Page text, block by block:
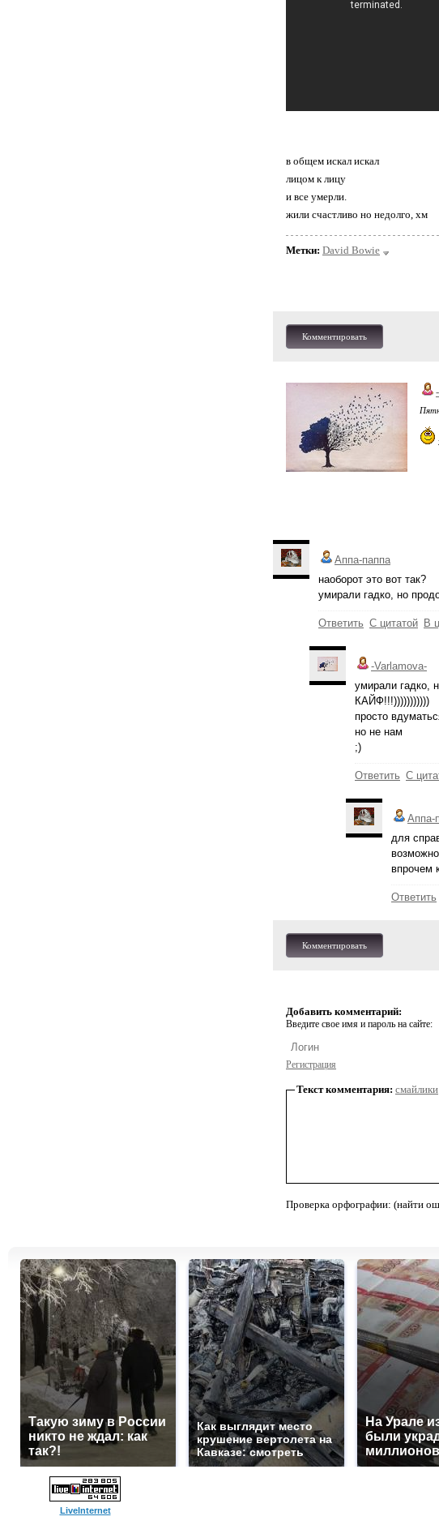
в общем искал искал
лицом к лицу
и все умерли.
жили счастливо но недолго, хм
Метки: David Bowie
Комментировать
Аппа-паппа
наоборот это вот так?
умирали гадко, но
Ответить С цитатой В
-Varlamova-
умирали гадко,
КАЙФ!!!)))))))))))
просто
но не нам
;)
Ответить С
Аппа-
для
впрочем
Ответить
Комментировать
Добавить комментарий:
Введите свое имя и пароль на сайте:
Регистрация
Текст комментария: смайлики
Проверка орфографии: (найти
Такую зиму в России
никто не ждал: как
так?!
Как выглядит место
крушение вертолета на
Кавказе: смотреть
На Урале
были
LiveInternet